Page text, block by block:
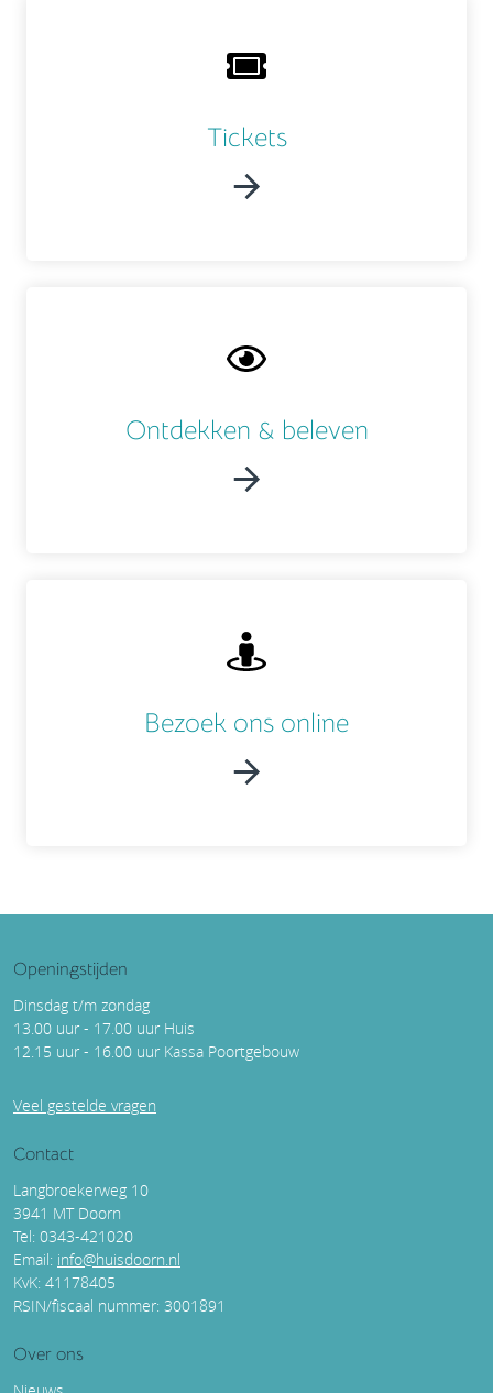
Tickets
Ontdekken & beleven
Bezoek ons online
Openingstijden
Dinsdag t/m zondag
13.00 uur - 17.00 uur Huis
12.15 uur - 16.00 uur Kassa Poortgebouw
Veel gestelde vragen
Contact
Langbroekerweg 10
3941 MT Doorn
Tel: 0343-421020
Email: info@huisdoorn.nl
KvK: 41178405
RSIN/fiscaal nummer: 3001891
Over ons